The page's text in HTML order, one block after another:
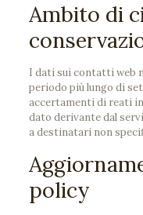
Ambito di
I dati sui contatti web
periodo più lungo di
accertamenti di reati
dato derivante dal
a destinatari non
policy